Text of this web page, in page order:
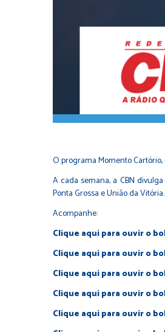
O programa Momento Cartório,
A cada semana, a CBN
Ponta Grossa e União da Vitória.
Acompanhe:
Clique aqui para ouvir o
Clique aqui para ouvir o
Clique aqui para ouvir o
Clique aqui para ouvir o
Clique aqui para ouvir o